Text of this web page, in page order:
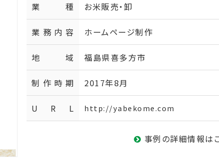
業種 お米販売・卸
業務内容 ホームページ制作
地域 福島県喜多方市
制作時期 2017年8月
U R L http://yabekome.com
事例の詳細情報は